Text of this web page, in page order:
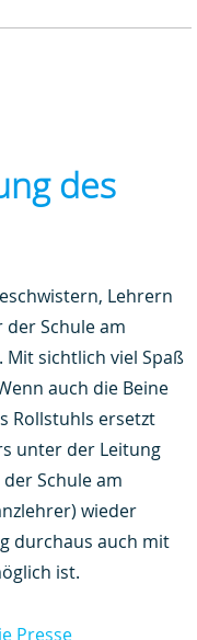
des
Lehrern
der Schule am
sichtlich viel Spaß
auch die Beine
Rollstuhls ersetzt
unter der Leitung
Schule am
wieder
durchaus auch mit
ist.